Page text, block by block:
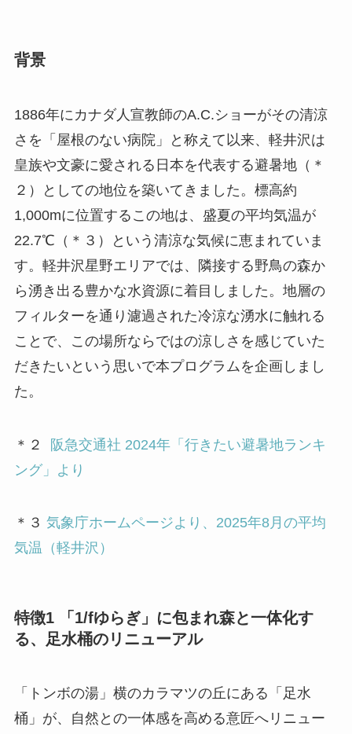
背景
1886年にカナダ人宣教師のA.C.ショーがその清涼
さを「屋根のない病院」と称えて以来、軽井沢は
皇族や文豪に愛される日本を代表する避暑地（＊
２）としての地位を築いてきました。標高約
1,000mに位置するこの地は、盛夏の平均気温が
22.7℃（＊３）という清涼な気候に恵まれていま
す。軽井沢星野エリアでは、隣接する野鳥の森か
ら湧き出る豊かな水資源に着目しました。地層の
フィルターを通り濾過された冷涼な湧水に触れる
ことで、この場所ならではの涼しさを感じていた
だきたいという思いで本プログラムを企画しまし
た。
＊２
阪急交通社 2024年「行きたい避暑地ランキ
ング」より
＊３ 気象庁ホームページより、2025年8月の平均
気温（軽井沢）
特徴1 「1/fゆらぎ」に包まれ森と一体化す
る、足水桶のリニューアル
「トンボの湯」横のカラマツの丘にある「足水
桶」が、自然との一体感を高める意匠へリニュー